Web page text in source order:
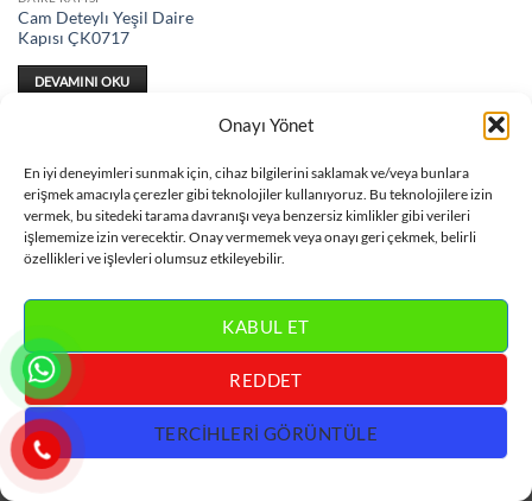
Onayı Yönet
En iyi deneyimleri sunmak için, cihaz bilgilerini saklamak ve/veya bunlara
erişmek amacıyla çerezler gibi teknolojiler kullanıyoruz. Bu teknolojilere izin
vermek, bu sitedeki tarama davranışı veya benzersiz kimlikler gibi verileri
işlememize izin verecektir. Onay vermemek veya onayı geri çekmek, belirli
özellikleri ve işlevleri olumsuz etkileyebilir.
KABUL ET
REDDET
TERCIHLERI GÖRÜNTÜLE
Cam Deteylı Yeşil Daire
Kapısı ÇK0717
DEVAMINI OKU
Villa Kapısı Visa MasterCard
Bank
Transfer
Credit
Card
İLETİŞİM :0 533 318 60 78